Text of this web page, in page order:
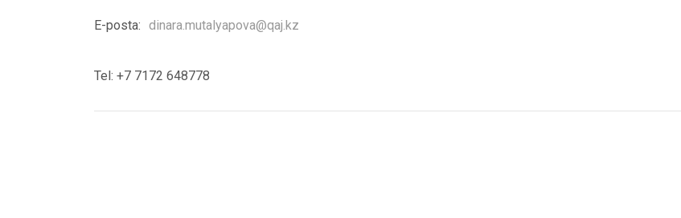
E-posta: dinara.mutalyapova@qaj.kz
Tel: +7 7172 648778